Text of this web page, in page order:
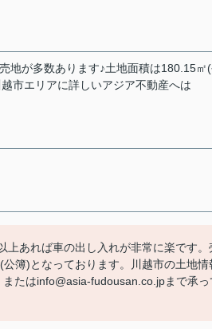
地が多数あります♪土地面積は180.15㎡
市エリアに詳しいアジア不動産へは
あれば車の出し入れが非常に楽です。
簿)となっております。川越市の土地情
たはinfo@asia-fudousan.co.jpまで承っ